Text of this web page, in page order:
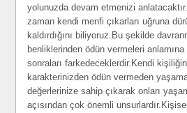
yolunuzda devam etmenizi
zaman kendi menfi çıkarları uğruna
kaldırdığını biliyoruz.Bu şekilde
benliklerinden ödün vermeleri
sonraları farkedeceklerdir.Kendi
karakterinizden ödün vermeden
değerlerinize sahip çıkarak onları
açısından çok önemli